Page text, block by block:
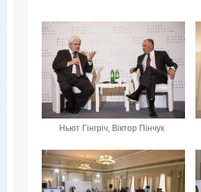
Ньют Гінгріч, Віктор Пінчук